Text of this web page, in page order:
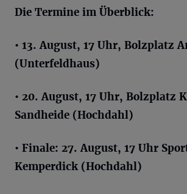
Die Termine im Überblick:
• 13. August, 17 Uhr, Bolzplatz
(Unterfeldhaus)
• 20. August, 17 Uhr, Bolzplatz
Sandheide (Hochdahl)
• Finale: 27. August, 17 Uhr
Kemperdick (Hochdahl)